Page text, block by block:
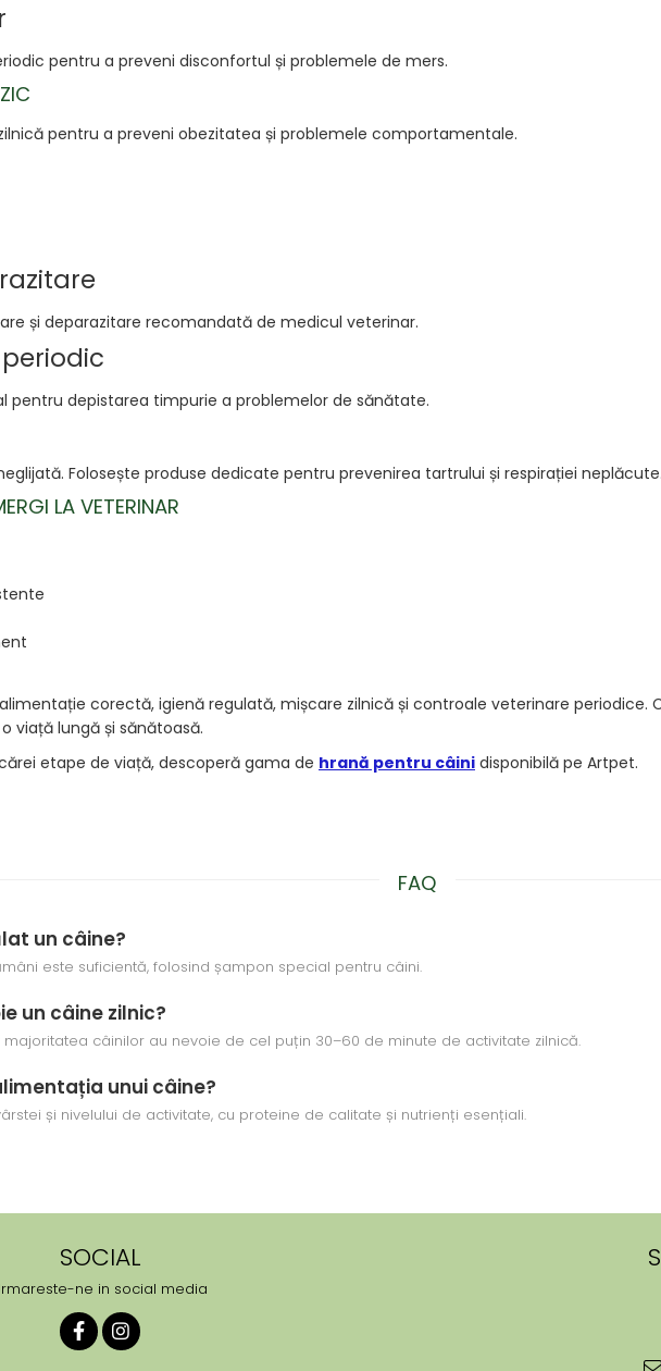
pentru a preveni disconfortul și problemele de mers.
pentru a preveni obezitatea și problemele comportamentale.
și deparazitare recomandată de medicul veterinar.
pentru depistarea timpurie a problemelor de sănătate.
Folosește produse dedicate pentru prevenirea tartrului și respirației neplăcute.
LA VETERINAR
corectă, igienă regulată, mișcare zilnică și controale veterinare periodice.
viață lungă și sănătoasă.
etape de viață, descoperă gama de hrană pentru câini disponibilă pe Artpet.
FAQ
un câine?
este suficientă, folosind șampon special pentru câini.
un câine zilnic?
câinilor au nevoie de cel puțin 30–60 de minute de activitate zilnică.
unui câine?
și nivelului de activitate, cu proteine de calitate și nutrienți esențiali.
SOCIAL
ne in social media